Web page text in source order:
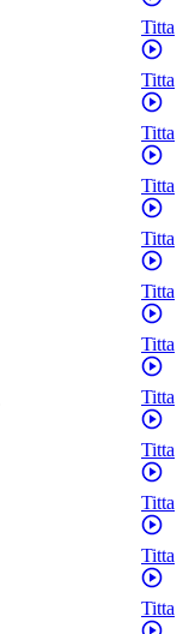
Titta
Titta
Titta
Titta
Titta
Titta
Titta
Titta
Titta
Titta
Titta
Titta